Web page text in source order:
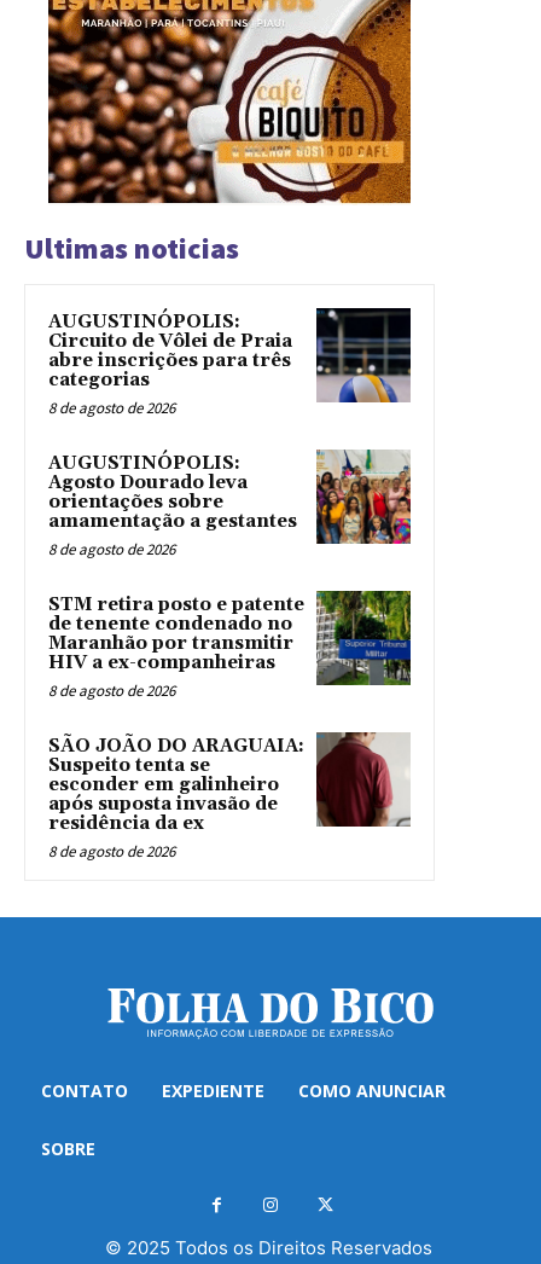
Ultimas noticias
AUGUSTINÓPOLIS:
Circuito de Vôlei de Praia
abre inscrições para três
categorias
8 de agosto de 2026
AUGUSTINÓPOLIS:
Agosto Dourado leva
orientações sobre
amamentação a gestantes
8 de agosto de 2026
STM retira posto e patente
de tenente condenado no
Maranhão por transmitir
HIV a ex-companheiras
8 de agosto de 2026
SÃO JOÃO DO ARAGUAIA:
Suspeito tenta se
esconder em galinheiro
após suposta invasão de
residência da ex
8 de agosto de 2026
CONTATO EXPEDIENTE COMO ANUNCIAR
SOBRE
© 2025 Todos os Direitos Reservados